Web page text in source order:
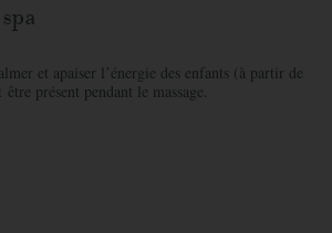
et apaiser lʼénergie des enfants (à partir de
être présent pendant le massage.